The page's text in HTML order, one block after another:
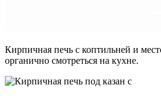
Кирпичная печь с коптильней и
органично смотреться на кухне.